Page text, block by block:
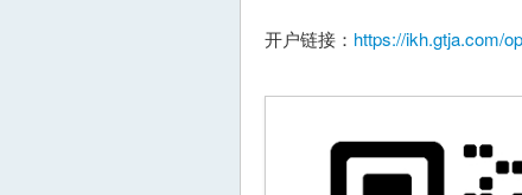
开户链接： https://ikh.gtja.com/